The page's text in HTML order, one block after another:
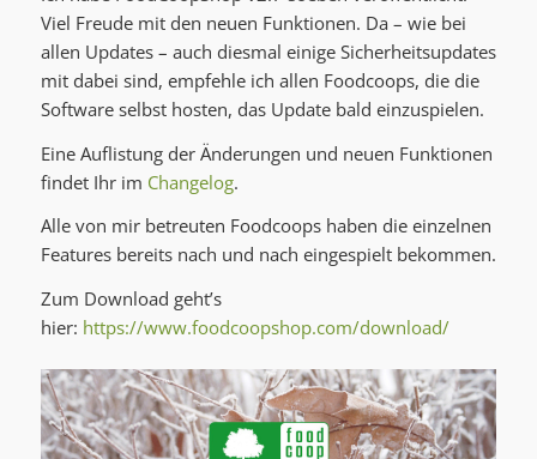
Viel Freude mit den neuen Funktionen. Da – wie bei
allen Updates – auch diesmal einige Sicherheitsupdates
mit dabei sind, empfehle ich allen Foodcoops, die die
Software selbst hosten, das Update bald einzuspielen.
Eine Auflistung der Änderungen und neuen Funktionen
findet Ihr im Changelog.
Alle von mir betreuten Foodcoops haben die einzelnen
Features bereits nach und nach eingespielt bekommen.
Zum Download geht’s
hier: https://www.foodcoopshop.com/download/